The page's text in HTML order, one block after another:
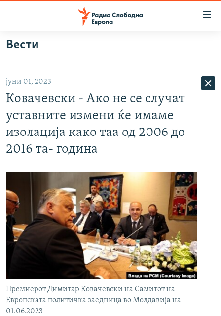
Оди
на
Оди
на
главната
навигација
Премини
на
пребарување
ВИЗУЕЛНО
ШТО ТРЕБА ДА ЗНАЕТЕ
ПРИЈАВИ СЕ ЗА ЊУЗЛЕТЕР
РСЕ веб страници
Вести
јуни 01, 2023
Ковачевски - Ако не се случат
уставните измени ќе имаме
изолација како таа од 2006 до
2016 та- година
Премиерот Димитар Ковачевски на Самитот на
Европската политичка заедница во Молдавија на
01.06.2023